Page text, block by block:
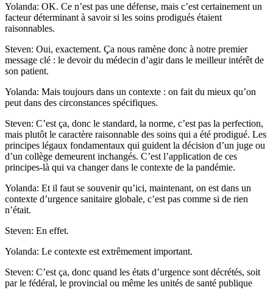
Yolanda: OK. Ce n’est pas une défense, mais c’est certainement un
facteur déterminant à savoir si les soins prodigués étaient
raisonnables.
Steven: Oui, exactement. Ça nous ramène donc à notre premier
message clé : le devoir du médecin d’agir dans le meilleur intérêt de
son patient.
Yolanda: Mais toujours dans un contexte : on fait du mieux qu’on
peut dans des circonstances spécifiques.
Steven: C’est ça, donc le standard, la norme, c’est pas la perfection,
mais plutôt le caractère raisonnable des soins qui a été prodigué. Les
principes légaux fondamentaux qui guident la décision d’un juge ou
d’un collège demeurent inchangés. C’est l’application de ces
principes-là qui va changer dans le contexte de la pandémie.
Yolanda: Et il faut se souvenir qu’ici, maintenant, on est dans un
contexte d’urgence sanitaire globale, c’est pas comme si de rien
n’était.
Steven: En effet.
Yolanda: Le contexte est extrêmement important.
Steven: C’est ça, donc quand les états d’urgence sont décrétés, soit
par le fédéral, le provincial ou même les unités de santé publique